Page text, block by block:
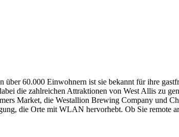
60.000 Einwohnern ist sie bekannt für ihre
die zahlreichen Attraktionen von West Allis zu
Market, die Westallion Brewing Company und
die Orte mit WLAN hervorhebt. Ob Sie remote